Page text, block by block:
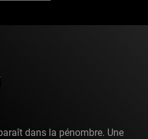
dans la pénombre. Une